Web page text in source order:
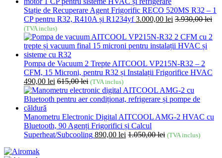
Stație de Recuperare Agent Frigorific RECO 520MS R32 – 1
CP pentru R32, R410A și R1234yf 3.000,00 lei 3.930,00lei
(TVA inclus)
Pompa de Vacuum 2 Trepte AITCOOL VP215N-R32 – 2
CFM, 15 Microni, pentru R32 și Instalații Frigorifice HVAC
490,00 lei 615,00lei (TVA inclus)
Manometru Electronic Digital AITCOOL AMG-2 HVAC cu
Bluetooth, 90 Agenți Frigorifici și Calcul
Superheat/Subcooling 890,00 lei 1.050,00lei (TVA inclus)